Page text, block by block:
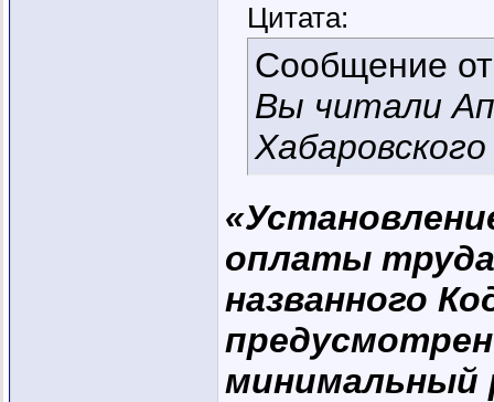
Цитата:
Сообщение
Вы читали
оплаты
названного
минимальный